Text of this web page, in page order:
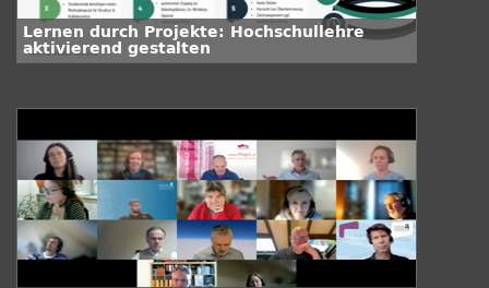
Lernen durch Projekte: Hochschullehre
aktivierend gestalten